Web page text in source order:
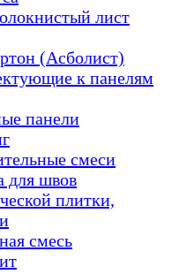
лист
(Асболист)
к панелям
панели
смеси
для швов
плитки,
смесь